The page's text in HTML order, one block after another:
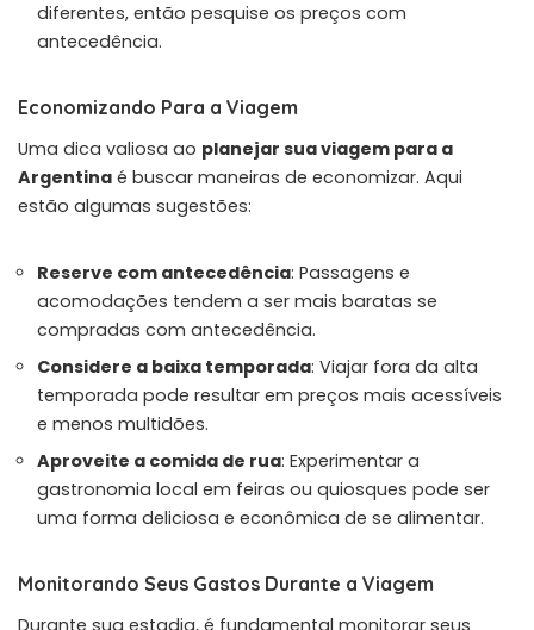
diferentes, então pesquise os preços com
antecedência.
Economizando Para a Viagem
Uma dica valiosa ao planejar sua viagem para a
Argentina é buscar maneiras de economizar. Aqui
estão algumas sugestões:
Reserve com antecedência: Passagens e
acomodações tendem a ser mais baratas se
compradas com antecedência.
Considere a baixa temporada: Viajar fora da alta
temporada pode resultar em preços mais acessíveis
e menos multidões.
Aproveite a comida de rua: Experimentar a
gastronomia local em feiras ou quiosques pode ser
uma forma deliciosa e econômica de se alimentar.
Monitorando Seus Gastos Durante a Viagem